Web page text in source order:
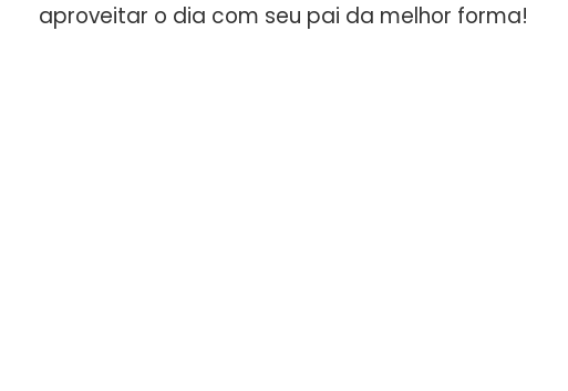
aproveitar o dia com seu pai da melhor forma!